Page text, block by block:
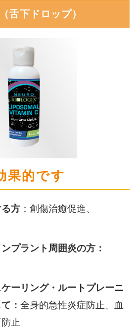
舌下ドロップ）
果的です
方：創傷治癒促進、
プラント周囲炎の方：
ーリング・ルートプレーニ
： 全身的急性炎症防止、血
止